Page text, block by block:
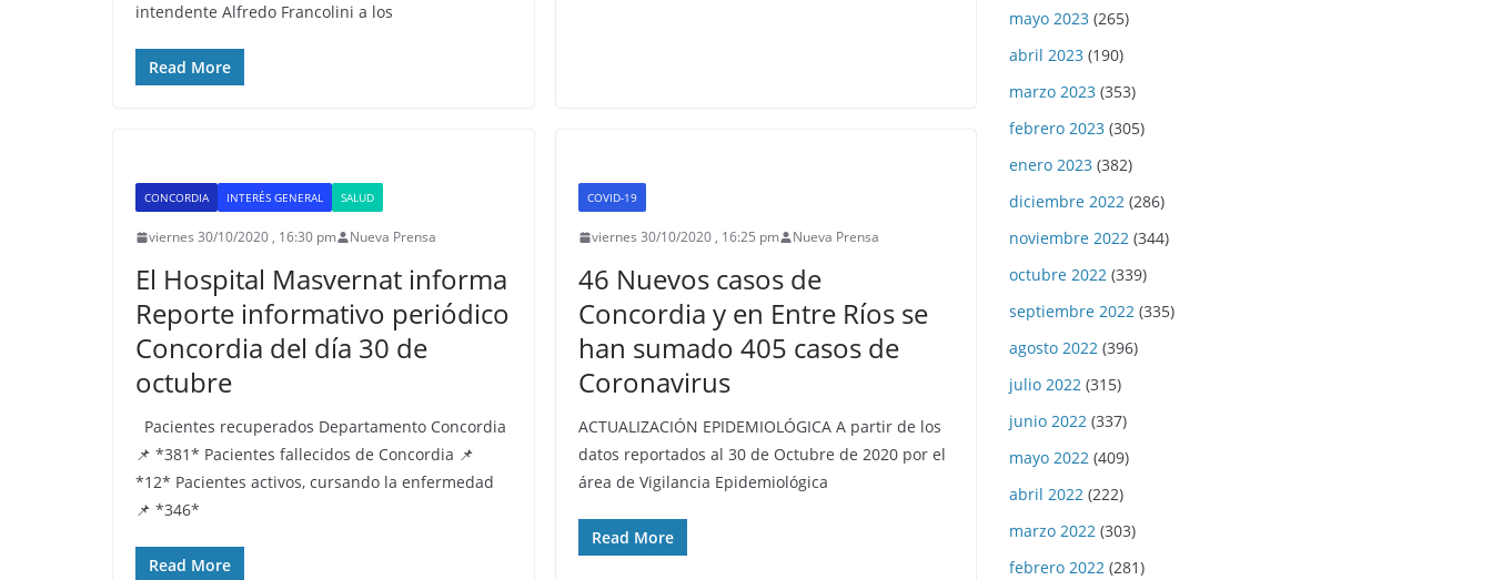
intendente Alfredo Francolini a los
Read More
CONCORDIA INTERÉS GENERAL SALUD
viernes 30/10/2020 , 16:30 pm Nueva Prensa
El Hospital Masvernat informa
Reporte informativo periódico
Concordia del día 30 de
octubre
Pacientes recuperados Departamento Concordia
📌 *381* Pacientes fallecidos de Concordia 📌
*12* Pacientes activos, cursando la enfermedad
📌 *346*
Read More
COVID-19
viernes 30/10/2020 , 16:25 pm Nueva Prensa
46 Nuevos casos de
Concordia y en Entre Ríos se
han sumado 405 casos de
Coronavirus
ACTUALIZACIÓN EPIDEMIOLÓGICA A partir de los
datos reportados al 30 de Octubre de 2020 por el
área de Vigilancia Epidemiológica
Read More
mayo 2023 (265)
abril 2023 (190)
marzo 2023 (353)
febrero 2023 (305)
enero 2023 (382)
diciembre 2022 (286)
noviembre 2022 (344)
octubre 2022 (339)
septiembre 2022 (335)
agosto 2022 (396)
julio 2022 (315)
junio 2022 (337)
mayo 2022 (409)
abril 2022 (222)
marzo 2022 (303)
febrero 2022 (281)